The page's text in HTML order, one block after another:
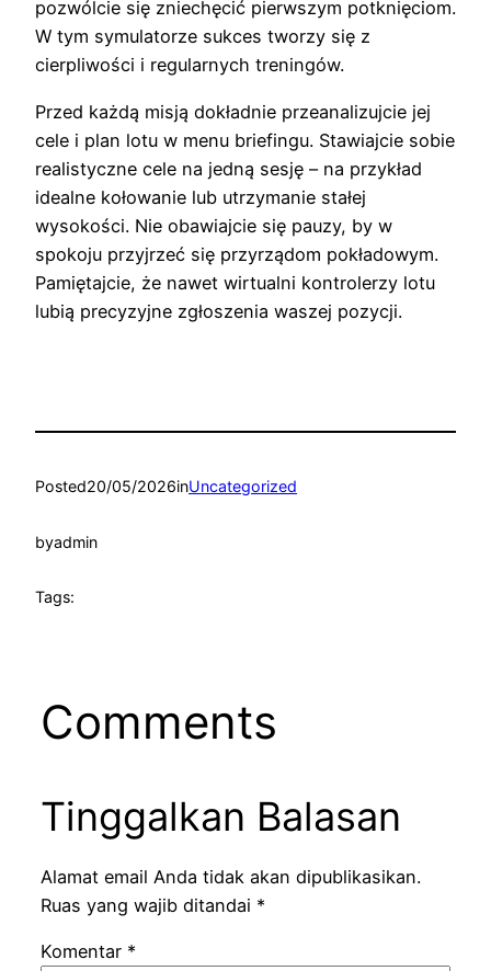
pozwólcie się zniechęcić pierwszym potknięciom.
W tym symulatorze sukces tworzy się z
cierpliwości i regularnych treningów.
Przed każdą misją dokładnie przeanalizujcie jej
cele i plan lotu w menu briefingu. Stawiajcie sobie
realistyczne cele na jedną sesję – na przykład
idealne kołowanie lub utrzymanie stałej
wysokości. Nie obawiajcie się pauzy, by w
spokoju przyjrzeć się przyrządom pokładowym.
Pamiętajcie, że nawet wirtualni kontrolerzy lotu
lubią precyzyjne zgłoszenia waszej pozycji.
Posted20/05/2026inUncategorized
byadmin
Tags:
Comments
Tinggalkan Balasan
Alamat email Anda tidak akan dipublikasikan.
Ruas yang wajib ditandai *
Komentar *